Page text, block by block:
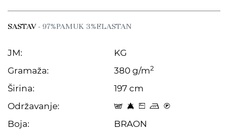
SASTAV- 97%PAMUK 3%ELASTAN
JM:
KG
Gramaža:
380 g/m2
Širina:
197 cm
Održavanje:
t 8 Z p C
Boja:
BRAON